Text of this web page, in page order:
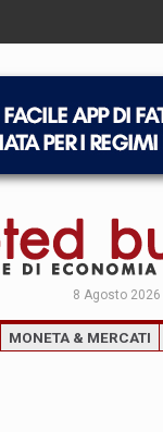
8 Agosto 2026
MONETA & MERCATI